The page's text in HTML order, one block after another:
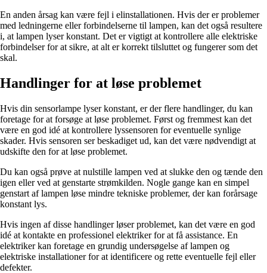
En anden årsag kan være fejl i elinstallationen. Hvis der er problemer
med ledningerne eller forbindelserne til lampen, kan det også resultere
i, at lampen lyser konstant. Det er vigtigt at kontrollere alle elektriske
forbindelser for at sikre, at alt er korrekt tilsluttet og fungerer som det
skal.
Handlinger for at løse problemet
Hvis din sensorlampe lyser konstant, er der flere handlinger, du kan
foretage for at forsøge at løse problemet. Først og fremmest kan det
være en god idé at kontrollere lyssensoren for eventuelle synlige
skader. Hvis sensoren ser beskadiget ud, kan det være nødvendigt at
udskifte den for at løse problemet.
Du kan også prøve at nulstille lampen ved at slukke den og tænde den
igen eller ved at genstarte strømkilden. Nogle gange kan en simpel
genstart af lampen løse mindre tekniske problemer, der kan forårsage
konstant lys.
Hvis ingen af disse handlinger løser problemet, kan det være en god
idé at kontakte en professionel elektriker for at få assistance. En
elektriker kan foretage en grundig undersøgelse af lampen og
elektriske installationer for at identificere og rette eventuelle fejl eller
defekter.